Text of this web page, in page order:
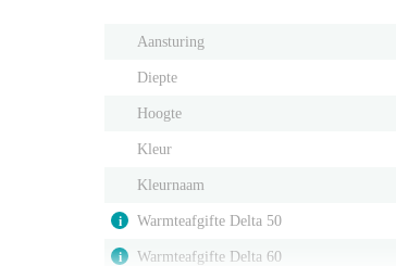
Aansturing
Diepte
Hoogte
Kleur
Kleurnaam
i Warmteafgifte Delta 50
i Warmteafgifte Delta 60